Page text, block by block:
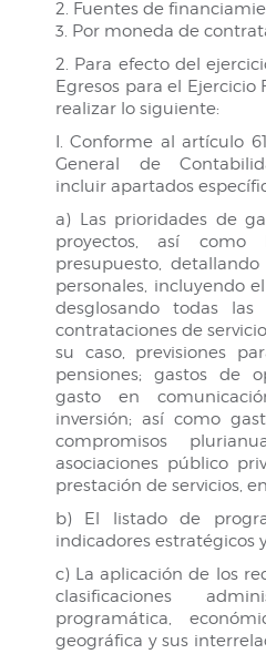
2. Fuentes de
3. Por moneda de
2. Para efecto del
Egresos para el Ejercicio
realizar lo siguiente:
I. Conforme al artículo
General de
incluir apartados
a) Las prioridades de
proyectos, así como
presupuesto,
personales, incluyendo
desglosando todas las
contrataciones de
su caso, previsiones
pensiones; gastos de
gasto en
inversión; así como
compromisos
asociaciones público
prestación de servicios,
b) El listado de
indicadores estratégicos
c) La aplicación de los
clasificaciones
programática,
geográfica y sus